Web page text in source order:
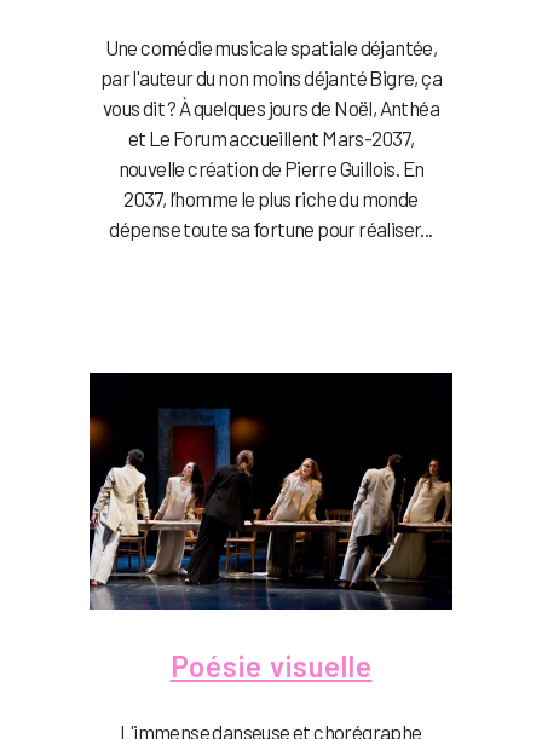
Une comédie musicale spatiale déjantée,
par l'auteur du non moins déjanté Bigre, ça
vous dit ? À quelques jours de Noël, Anthéa
et Le Forum accueillent Mars-2037,
nouvelle création de Pierre Guillois. En
2037, l’homme le plus riche du monde
dépense toute sa fortune pour réaliser...
Poésie visuelle
L'immense danseuse et chorégraphe